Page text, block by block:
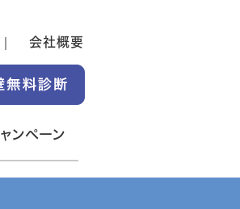
会社概要
ンペーン